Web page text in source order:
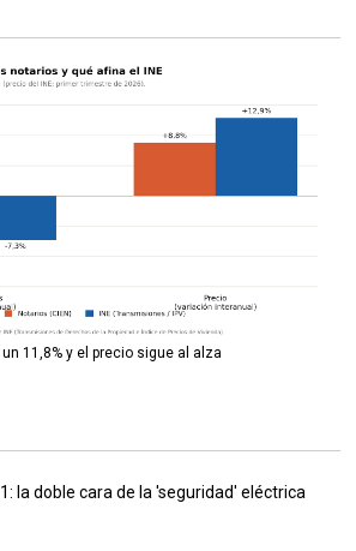
11,8% y el precio sigue al alza
la doble cara de la 'seguridad' eléctrica